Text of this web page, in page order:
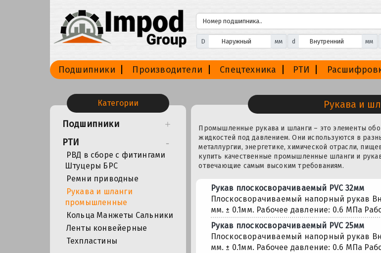
D мм d мм
Подшипники Производители Спецтехника РТИ
Категории
Подшипники
РТИ
РВД в сборе с фитингами
Штуцеры БРС
Ремни приводные
Рукава и шланги
промышленные
Кольца Манжеты Сальники
Ленты конвейерные
Техпластины
Рукава и
Промышленные рукава и шланги – это элементы
жидкостей под давлением. Они используются в
металлургии, энергетике, химической отрасли,
купить качественные промышленные шланги и
отвечающие самым высоким требованиям.
Рукав плоскосворачиваемый PVC 32мм
Плоскосворачиваемый напорный рукав
мм. ± 0.1мм. Рабочее давление: 0.6 МПа
Рукав плоскосворачиваемый PVC 25мм
Плоскосворачиваемый напорный рукав
мм. ± 0.1мм. Рабочее давление: 0.6 МПа